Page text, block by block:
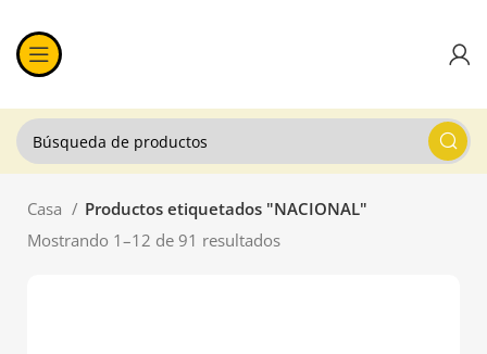
Casa
Productos etiquetados "NACIONAL"
Mostrando 1–12 de 91 resultados